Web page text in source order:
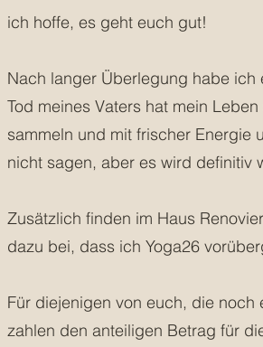
ich hoffe, es geht euch gut!
Nach langer Überlegung habe
Tod meines Vaters hat mein
sammeln und mit frischer Energie
nicht sagen, aber es wird definitiv
Zusätzlich finden im Haus
dazu bei, dass ich Yoga26
Für diejenigen von euch, die
zahlen den anteiligen Betrag für